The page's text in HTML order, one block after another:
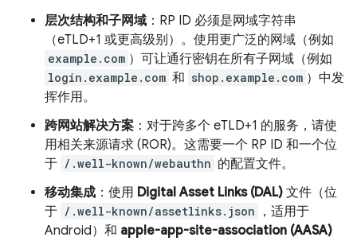
层次结构和子网域 ：RP ID 必须是网域字符串
（eTLD+1 或更高级别）。使用更广泛的网域（例如
example.com ）可让通行密钥在所有子网域（例如
login.example.com 和 shop.example.com ）中发
挥作用。
跨网站解决方案 ：对于跨多个 eTLD+1 的服务，请使
用相关来源请求 (ROR)。这需要一个 RP ID 和一个位
于 /.well-known/webauthn 的配置文件。
移动集成 ：使用 Digital Asset Links (DAL) 文件（位
于 /.well-known/assetlinks.json
，适用于
Android）和 apple-app-site-association (AASA)